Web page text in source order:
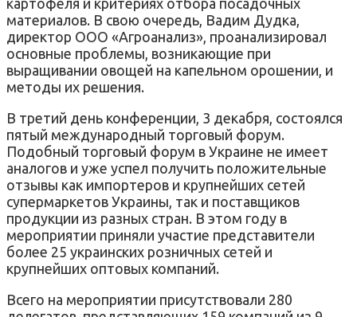
материалов. В свою очередь, Вадим Дудка,
директор ООО «Агроанализ», проанализировал
основные проблемы, возникающие при
выращивании овощей на капельном орошении, и
методы их решения.
В третий день конференции, 3 декабря, состоялся
пятый международный торговый форум.
Подобный торговый форум в Украине не имеет
аналогов и уже успел получить положительные
отзывы как импортеров и крупнейших сетей
супермаркетов Украины, так и поставщиков
продукции из разных стран. В этом году в
мероприятии приняли участие представители
более 25 украинских розничных сетей и
крупнейших оптовых компаний.
Всего на мероприятии присутствовали 280